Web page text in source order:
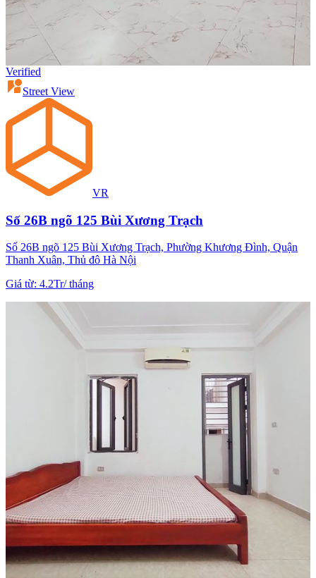
Verified
Street View
VR
Số 26B ngõ 125 Bùi Xương Trạch
Số 26B ngõ 125 Bùi Xương Trạch, Phường Khương Đình, Quận
Thanh Xuân, Thủ đô Hà Nội
Giá từ: 4.2Tr/tháng